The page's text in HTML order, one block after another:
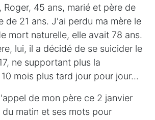
Roger, 45 ans, marié et père de
de 21 ans. J'ai perdu ma mère le
mort naturelle, elle avait 78 ans.
lui, il a décidé de se suicider le
ne supportant plus la
mois plus tard jour pour jour...
de mon père ce 2 janvier
du matin et ses mots pour